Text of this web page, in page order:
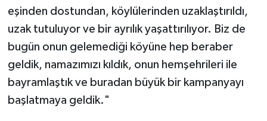
eşinden dostundan, köylülerinden uzaklaştırıldı,
uzak tutuluyor ve bir ayrılık yaşattırılıyor. Biz de
bugün onun gelemediği köyüne hep beraber
geldik, namazımızı kıldık, onun hemşehrileri ile
bayramlaştık ve buradan büyük bir kampanyayı
başlatmaya geldik."